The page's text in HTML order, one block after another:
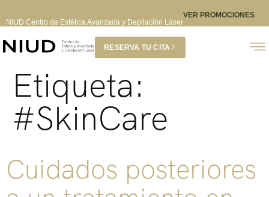
NIUD Centro de Estética Avanzada y Depilación Láser
VER PROMOCIONES
RESERVA TU CITA
Etiqueta:
#SkinCare
Cuidados posteriores